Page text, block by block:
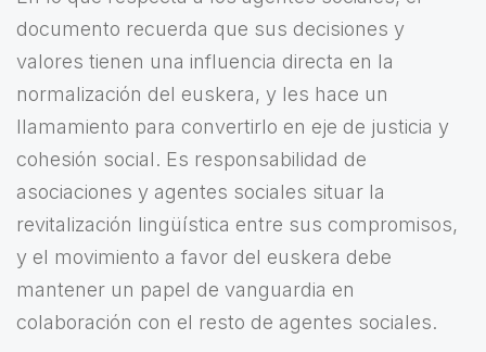
documento recuerda que sus decisiones y
valores tienen una influencia directa en la
normalización del euskera, y les hace un
llamamiento para convertirlo en eje de justicia y
cohesión social. Es responsabilidad de
asociaciones y agentes sociales situar la
revitalización lingüística entre sus compromisos,
y el movimiento a favor del euskera debe
mantener un papel de vanguardia en
colaboración con el resto de agentes sociales.